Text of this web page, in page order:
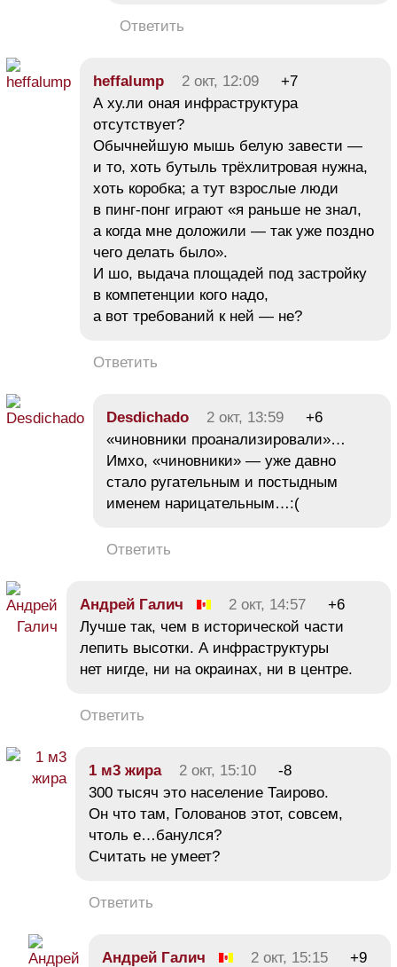
Ответить
heffalump 2 окт, 12:09
+7
А ху.ли оная инфраструктура
отсутствует?
Обычнейшую мышь белую завести —
и то, хоть бутыль трёхлитровая нужна,
хоть коробка; а тут взрослые люди
в пинг-понг играют «я раньше не знал,
а когда мне доложили — так уже поздно
чего делать было».
И шо, выдача площадей под застройку
в компетенции кого надо,
а вот требований к ней — не?
Ответить
Desdichado 2 окт, 13:59
+6
«чиновники проанализировали»…
Имхо, «чиновники» — уже давно
стало ругательным и постыдным
именем нарицательным…:(
Ответить
Андрей Галич 2 окт, 14:57
+6
Лучше так, чем в исторической части
лепить высотки. А инфраструктуры
нет нигде, ни на окраинах, ни в центре.
Ответить
1 м3 жира 2 окт, 15:10
-8
300 тысяч это население Таирово.
Он что там, Голованов этот, совсем,
чтоль е…банулся?
Считать не умеет?
Ответить
Андрей Галич 2 окт, 15:15 +9